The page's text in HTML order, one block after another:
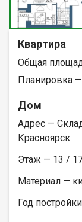
Квартира
Общая
Планировка
Дом
Адрес —
Красноярск
Этаж — 13 /
Материал —
Год